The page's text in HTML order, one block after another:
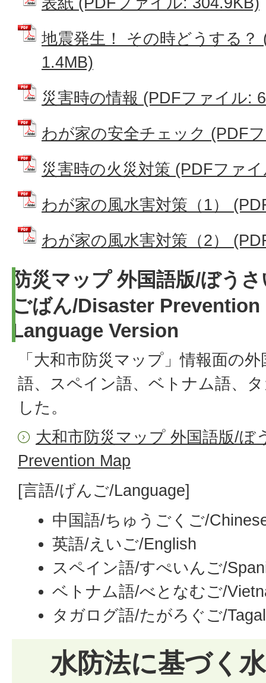
地震発生！ その時どうする？
1.4MB)
災害時の情報 (PDFファイル:
わが家の安全チェック (PDF
災害時の火災対策 (PDFファ
わが家の風水害対策（1）
わが家の風水害対策（2）
防災マップ 外国語版/ぼう
ごばん/Disaster Prevention
Language Version
「大和市防災マップ」情報面の
語、スペイン語、ベトナム語、
した。
大和市防災マップ 外国語版/ぼ
Prevention Map
[言語/げんご/Language]
中国語/ちゅうごくご/
英語/えいご/English
スペイン語/すぺいんご/
ベトナム語/べとなむご/
タガログ語/たがろぐご/
水防法に基づく